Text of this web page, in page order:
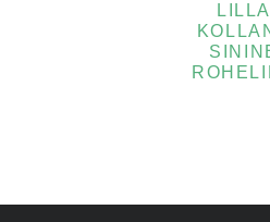
LILLA